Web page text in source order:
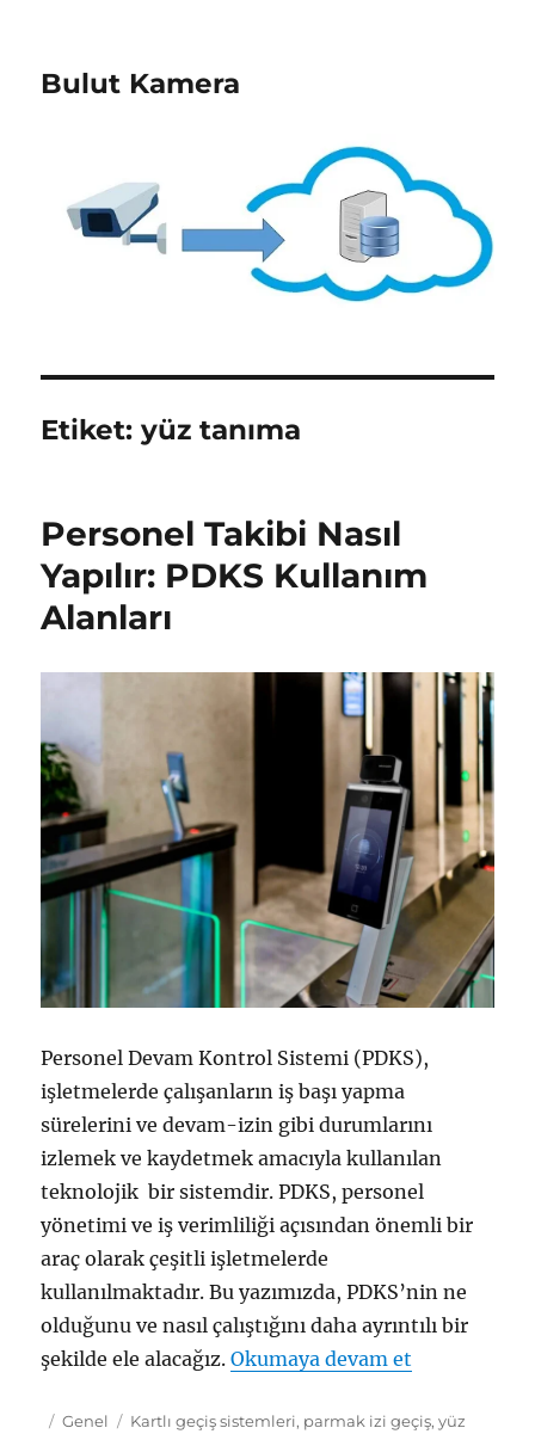
Bulut Kamera
Etiket:yüz tanıma
Personel Takibi Nasıl
Yapılır: PDKS Kullanım
Alanları
Personel Devam Kontrol Sistemi (PDKS),
işletmelerde çalışanların iş başı yapma
sürelerini ve devam-izin gibi durumlarını
izlemek ve kaydetmek amacıyla kullanılan
teknolojik bir sistemdir. PDKS, personel
yönetimi ve iş verimliliği açısından önemli bir
araç olarak çeşitli işletmelerde
kullanılmaktadır. Bu yazımızda, PDKS’nin ne
olduğunu ve nasıl çalıştığını daha ayrıntılı bir
şekilde ele alacağız.Okumaya devam et
Yayın
Kategoriler
Genel Etiketler
Kartlı geçiş sistemleri, parmak izi geçiş,yüz